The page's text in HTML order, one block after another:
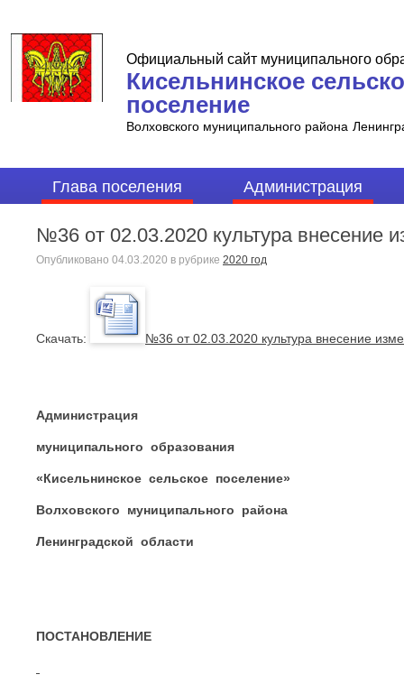
Официальный сайт муниципального
Кисельнинское
поселение
Волховского муниципального района
Глава поселения Администрация
№36 от 02.03.2020 культура внесение
Опубликовано 04.03.2020 в рубрике 2020 год
Cкачать: №36 от 02.03.2020 культура внесение
Администрация
муниципального образования
«Кисельнинское сельское поселение»
Волховского муниципального района
Ленинградской области
ПОСТАНОВЛЕНИЕ